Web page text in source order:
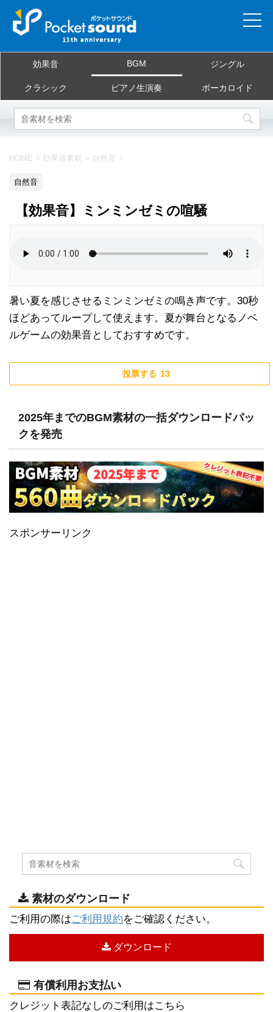
当サイトについて
ご利用規約
お問合せ
効果音 BGM ジングル
クラシック ピアノ生演奏 ボーカロイド
HOME > 効果音素材 > 自然音 >
自然音
【効果音】ミンミンゼミの喧騒
暑い夏を感じさせるミンミンゼミの鳴き声です。30秒
ほどあってループして使えます。夏が舞台となるノベ
ルゲームの効果音としておすすめです。
投票する 13
2025年までのBGM素材の一括ダウンロードパッ
クを発売
スポンサーリンク
素材のダウンロード
ご利用の際はご利用規約をご確認ください。
ダウンロード
有償利用お支払い
クレジット表記なしのご利用はこちら